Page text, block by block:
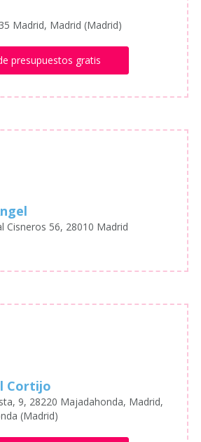
Madrid, Madrid (Madrid)
presupuestos gratis
Cisneros 56, 28010 Madrid
Cortijo
9, 28220 Majadahonda, Madrid,
(Madrid)